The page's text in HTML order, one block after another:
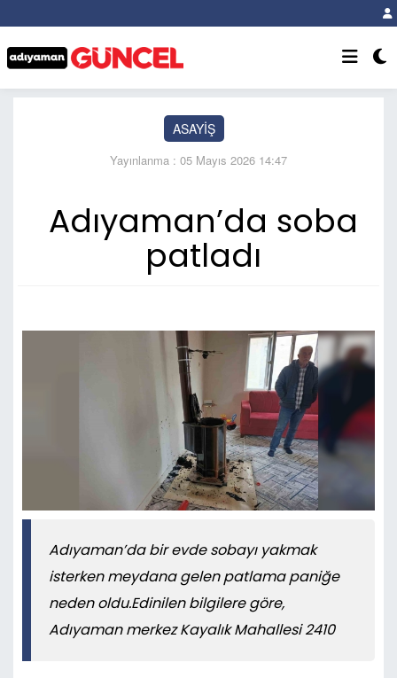
ASAYİŞ
Yayınlanma : 05 Mayıs 2026 14:47
Adıyaman’da soba
patladı
Adıyaman’da bir evde sobayı yakmak
isterken meydana gelen patlama paniğe
neden oldu.Edinilen bilgilere göre,
Adıyaman merkez Kayalık Mahallesi 2410